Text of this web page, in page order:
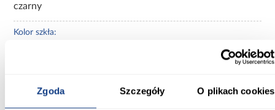
Zgoda Szczegóły O plikach cookies
czarny
Kolor szkła: